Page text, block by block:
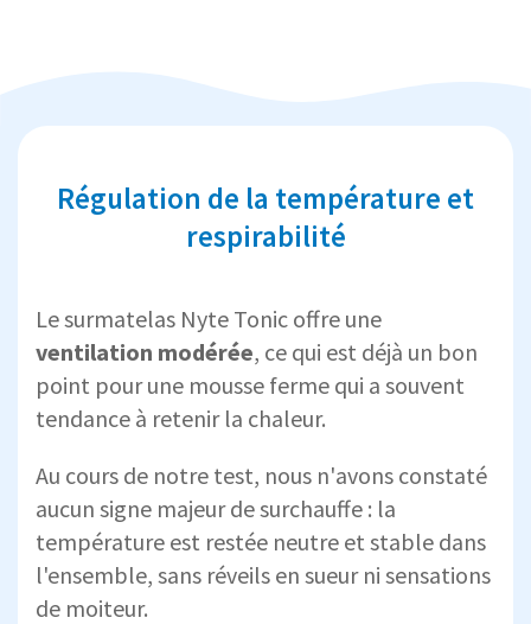
Régulation de la température et
respirabilité
Le surmatelas Nyte Tonic offre une
ventilation modérée, ce qui est déjà un bon
point pour une mousse ferme qui a souvent
tendance à retenir la chaleur.
Au cours de notre test, nous n'avons constaté
aucun signe majeur de surchauffe : la
température est restée neutre et stable dans
l'ensemble, sans réveils en sueur ni sensations
de moiteur.